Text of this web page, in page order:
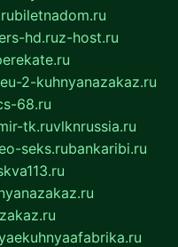
biletnadom.ru
hd.ruz-host.ru
2-kuhnyanazakaz.ru
68.ru
tk.ruvlknrussia.ru
seks.rubankaribi.ru